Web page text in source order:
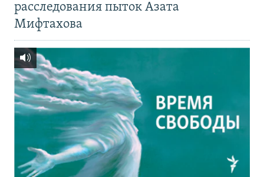
расследования пыток Азата
Мифтахова